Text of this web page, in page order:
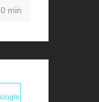
min